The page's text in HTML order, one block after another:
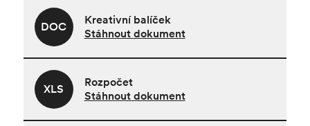
Kreativní balíček
Stáhnout dokument
DOC
Rozpočet
Stáhnout dokument
XLS